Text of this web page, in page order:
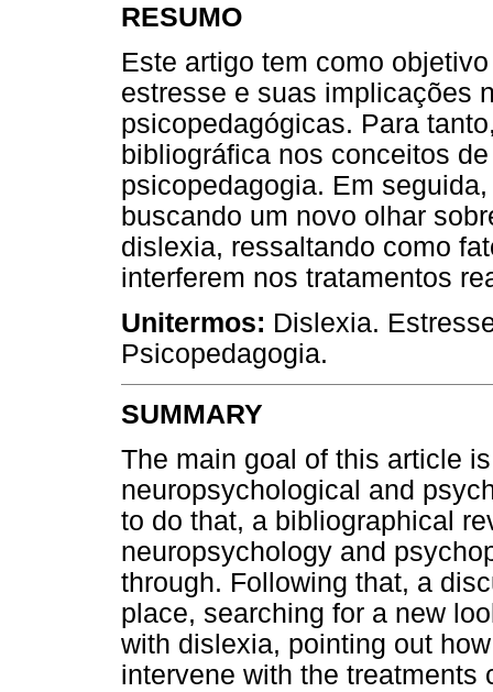
RESUMO
Este artigo tem como
estresse e suas implicações
psicopedagógicas. Para
bibliográfica nos conceitos
psicopedagogia. Em
buscando um novo olhar
dislexia, ressaltando como
interferem nos tratamentos
Unitermos: Dislexia.
Psicopedagogia.
SUMMARY
The main goal of this article
neuropsychological and
to do that, a bibliographical
neuropsychology and
through. Following that, a
place, searching for a new
with dislexia, pointing out
intervene with the treatments